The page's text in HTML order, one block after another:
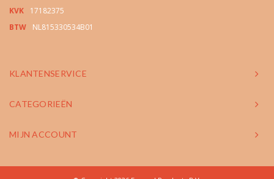
KVK
17182375
BTW
NL815330534B01
KLANTENSERVICE
CATEGORIEËN
MIJN ACCOUNT